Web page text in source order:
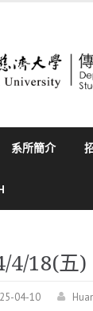
系所簡介
4/18(五
04-10